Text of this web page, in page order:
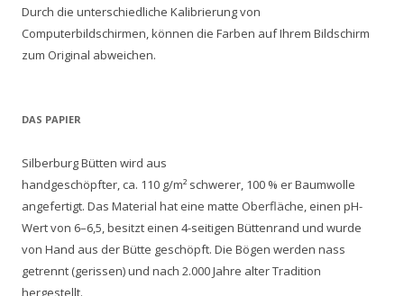
Durch die unterschiedliche Kalibrierung von
Computerbildschirmen, können die Farben auf Ihrem Bildschirm
zum Original abweichen.
DAS PAPIER
Silberburg Bütten wird aus
handgeschöpfter, ca. 110 g/m² schwerer, 100 % er Baumwolle
angefertigt. Das Material hat eine matte Oberfläche, einen pH-
Wert von 6–6,5, besitzt einen 4-seitigen Büttenrand und wurde
von Hand aus der Bütte geschöpft. Die Bögen werden nass
getrennt (gerissen) und nach 2.000 Jahre alter Tradition
hergestellt.